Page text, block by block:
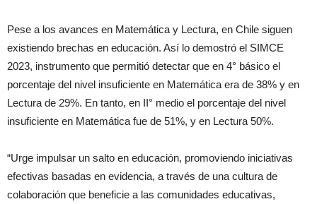
Pese a los avances en Matemática y Lectura, en Chile siguen
existiendo brechas en educación. Así lo demostró el SIMCE
2023, instrumento que permitió detectar que en 4° básico el
porcentaje del nivel insuficiente en Matemática era de 38% y en
Lectura de 29%. En tanto, en II° medio el porcentaje del nivel
insuficiente en Matemática fue de 51%, y en Lectura 50%.
“Urge impulsar un salto en educación, promoviendo iniciativas
efectivas basadas en evidencia, a través de una cultura de
colaboración que beneficie a las comunidades educativas,